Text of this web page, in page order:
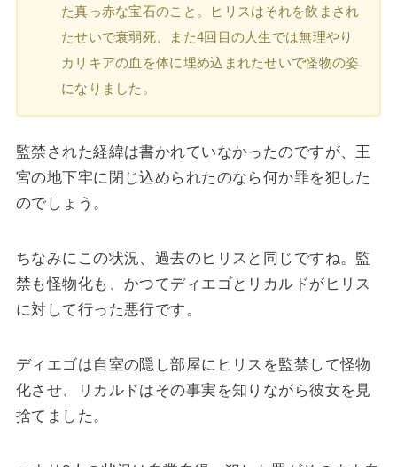
た真っ赤な宝石のこと。ヒリスはそれを飲まされ
たせいで衰弱死、また4回目の人生では無理やり
カリキアの血を体に埋め込まれたせいで怪物の姿
になりました。
監禁された経緯は書かれていなかったのですが、王
宮の地下牢に閉じ込められたのなら何か罪を犯した
のでしょう。
ちなみにこの状況、過去のヒリスと同じですね。監
禁も怪物化も、かつてディエゴとリカルドがヒリス
に対して行った悪行です。
ディエゴは自室の隠し部屋にヒリスを監禁して怪物
化させ、リカルドはその事実を知りながら彼女を見
捨てました。